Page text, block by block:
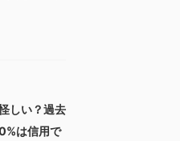
しい？過去
は信用で